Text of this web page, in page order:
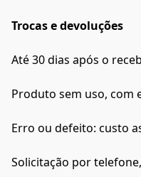
Trocas e devoluções
Até 30 dias após o
Produto sem uso, com
Erro ou defeito: custo
Solicitação por